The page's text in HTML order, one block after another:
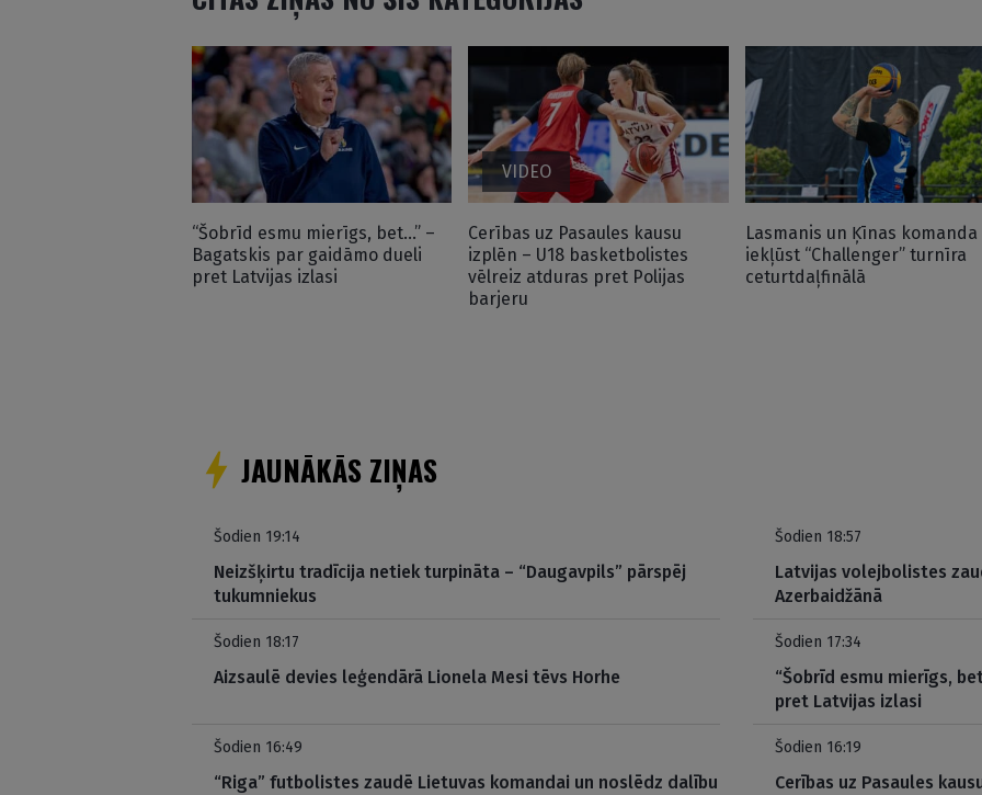
“Šobrīd esmu mierīgs, bet…” –
Bagatskis par gaidāmo dueli
pret Latvijas izlasi
VIDEO
Cerības uz Pasaules kausu
izplēn – U18 basketbolistes
vēlreiz atduras pret Polijas
barjeru
Lasmanis un Ķīnas komanda
iekļūst “Challenger” turnīra
ceturtdaļfinālā
JAUNĀKĀS ZIŅAS
Šodien 19:14
Neizšķirtu tradīcija netiek turpināta – “Daugavpils” pārspēj
tukumniekus
Šodien 18:57
Latvijas volejbolistes
Azerbaidžānā
Šodien 18:17
Aizsaulē devies leģendārā Lionela Mesi tēvs Horhe
Šodien 17:34
“Šobrīd esmu mierīgs,
pret Latvijas izlasi
Šodien 16:49
“Riga” futbolistes zaudē Lietuvas komandai un noslēdz dalību
Šodien 16:19
Cerības uz Pasaules